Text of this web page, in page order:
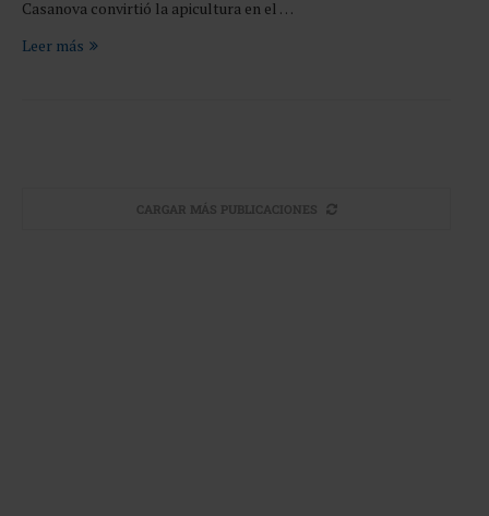
Casanova convirtió la apicultura en el …
Leer más
CARGAR MÁS PUBLICACIONES